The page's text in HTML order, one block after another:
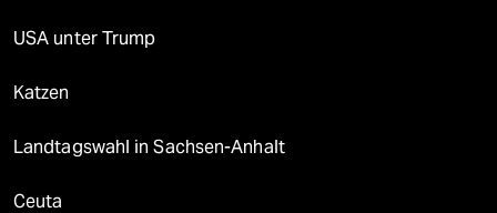
USA unter Trump
Katzen
Landtagswahl in Sachsen-Anhalt
Ceuta